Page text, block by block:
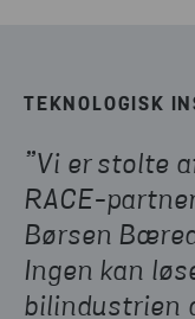
TEKNOLOGISK
”Vi er stolte
RACE-
Børsen
Ingen kan
bilindustrien